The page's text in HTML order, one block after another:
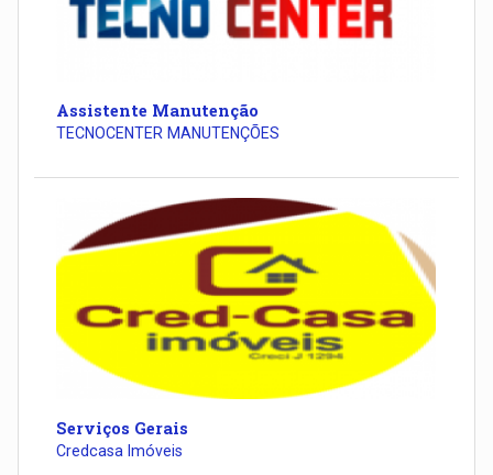
Assistente Manutenção
TECNOCENTER MANUTENÇÕES
Serviços Gerais
Credcasa Imóveis